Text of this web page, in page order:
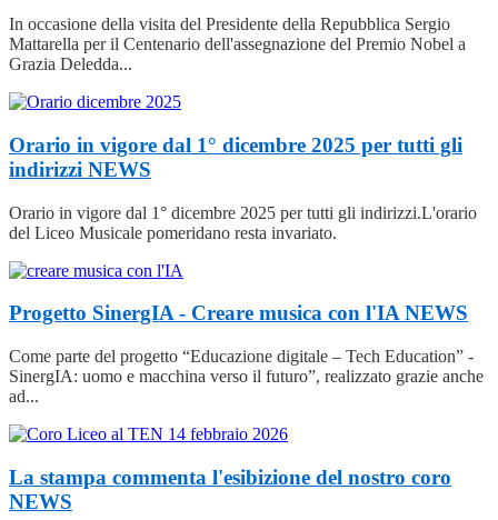
In occasione della visita del Presidente della Repubblica Sergio
Mattarella per il Centenario dell'assegnazione del Premio Nobel a
Grazia Deledda...
Orario in vigore dal 1° dicembre 2025 per tutti gli
indirizzi NEWS
Orario in vigore dal 1° dicembre 2025 per tutti gli indirizzi.L'orario
del Liceo Musicale pomeridano resta invariato.
Progetto SinergIA - Creare musica con l'IANEWS
Come parte del progetto “Educazione digitale – Tech Education” -
SinergIA: uomo e macchina verso il futuro”, realizzato grazie anche
ad...
La stampa commenta l'esibizione del nostro coro
NEWS